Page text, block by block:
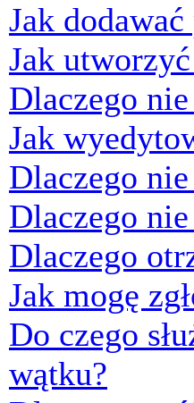
Jak
Jak
Dlaczego
Jak
Dlaczego
Dlaczego
Dlaczego
Jak mogę
Do czego
wątku?